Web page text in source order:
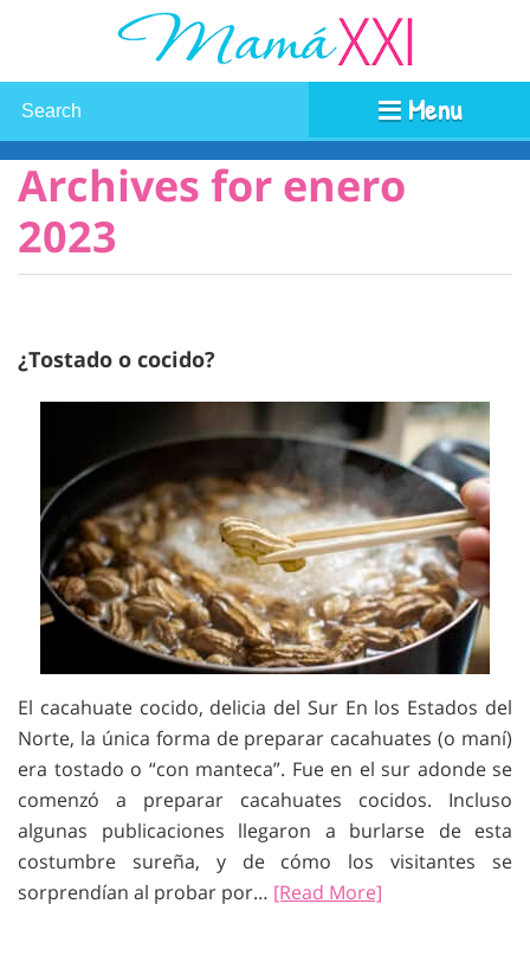
Menu
Archives for enero
2023
¿Tostado o cocido?
El cacahuate cocido, delicia del Sur En los Estados del
Norte, la única forma de preparar cacahuates (o maní)
era tostado o “con manteca”. Fue en el sur adonde se
comenzó a preparar cacahuates cocidos. Incluso
algunas publicaciones llegaron a burlarse de esta
costumbre sureña, y de cómo los visitantes se
sorprendían al probar por… [Read More]